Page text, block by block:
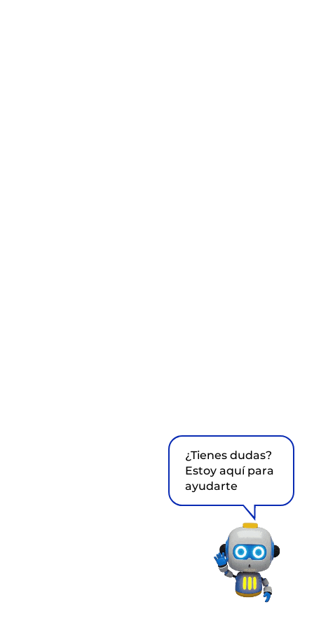
¿Tienes dudas?
Estoy aquí para
ayudarte